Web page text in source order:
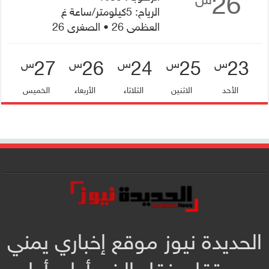
الرياح: 5كيلومتر/ساعة غ
العظمى 26 • الصغرى 26
23س
الأحد
25س
الاثنين
24س
الثلاثاء
26س
الأربعاء
27س
الخميس
الحديدة نيوز موقع إخباري يمني